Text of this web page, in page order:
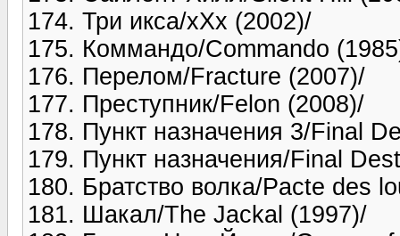
174. Три икса/xXx (2002)/
175. Коммандо/Commando
176. Перелом/Fracture (2007)/
177. Преступник/Felon (2008)/
178. Пункт назначения 3/Final
179. Пункт назначения/Final
180. Братство волка/Pacte des
181. Шакал/The Jackal (1997)/